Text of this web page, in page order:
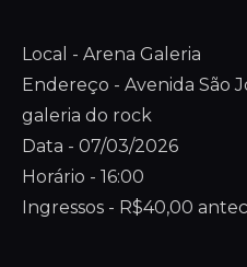
Local - Arena Galeria
Endereço - Avenida São
galeria do rock
Data - 07/03/2026
Horário - 16:00
Ingressos - R$40,00